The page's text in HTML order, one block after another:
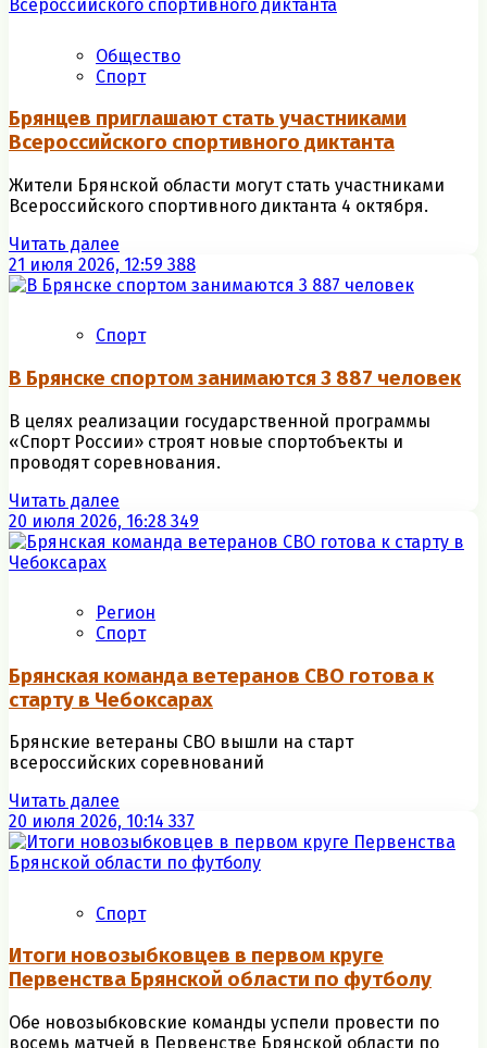
Общество
Спорт
Брянцев приглашают стать участниками
Всероссийского спортивного диктанта
Жители Брянской области могут стать участниками
Всероссийского спортивного диктанта 4 октября.
Читать далее
21 июля 2026, 12:59 388
Спорт
В Брянске спортом занимаются 3 887 человек
В целях реализации государственной программы
«Спорт России» строят новые спортобъекты и
проводят соревнования.
Читать далее
20 июля 2026, 16:28 349
Регион
Спорт
Брянская команда ветеранов СВО готова к
старту в Чебоксарах
Брянские ветераны СВО вышли на старт
всероссийских соревнований
Читать далее
20 июля 2026, 10:14 337
Спорт
Итоги новозыбковцев в первом круге
Первенства Брянской области по футболу
Обе новозыбковские команды успели провести по
восемь матчей в Первенстве Брянской области по